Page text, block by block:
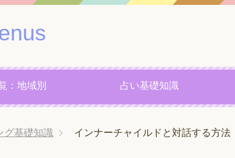
：地域別 占い基礎知識
グ基礎知識 インナーチャイルドと対話する方法